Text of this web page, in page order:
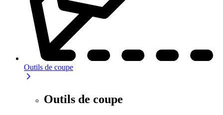
Outils de coupe
Outils de coupe